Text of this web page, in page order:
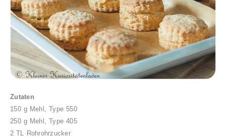
Zutaten
150 g Mehl, Type 550
250 g Mehl, Type 405
2 TL Rohrohrzucker